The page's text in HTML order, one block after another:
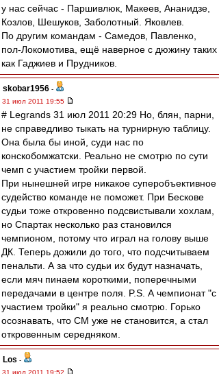
у нас сейчас - Паршивлюк, Макеев, Ананидзе,
Козлов, Шешуков, Заболотный. Яковлев.
По другим командам - Самедов, Павленко,
пол-Локомотива, ещё наверное с дюжину таких
как Гаджиев и Прудников.
skobar1956 -
31 июл 2011 19:55
# Legrands 31 июл 2011 20:29 Но, блян, парни,
не справедливо тыкать на турнирную таблицу.
Она была бы иной, суди нас по
конскобомжатски. Реально не смотрю по сути
чемп с участием тройки первой.
При нынешней игре никакое суперобъективное
судейство команде не поможет. При Бескове
судьи тоже откровенно подсвистывали хохлам,
но Спартак несколько раз становился
чемпионом, потому что играл на голову выше
ДК. Теперь дожили до того, что подсчитываем
пенальти. А за что судьи их будут назначать,
если мяч пинаем короткими, поперечными
передачами в центре поля. P.S. А чемпионат "с
участием тройки" я реально смотрю. Горько
осознавать, что СМ уже не становится, а стал
откровенным середняком.
Los -
31 июл 2011 19:52